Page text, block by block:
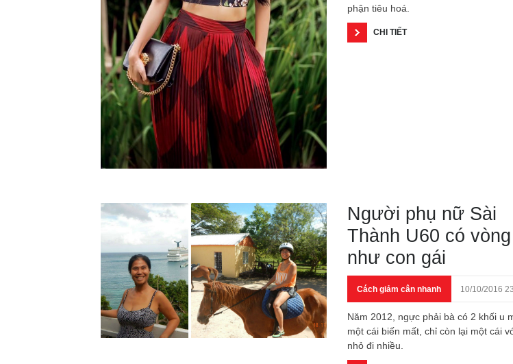
phận tiêu hoá.
CHI TIẾT
Người phụ nữ Sài
Thành U60 có
như con gái
Cách giảm cân nhanh 10/10/2016
Năm 2012, ngực phải bà có 2 khối u
một cái biến mất, chỉ còn lại một cái
nhỏ đi nhiều.